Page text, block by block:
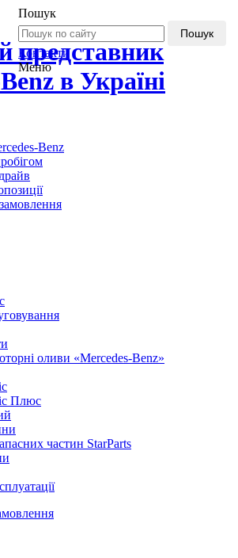
представник
в Україні
Пошук
Пошук
Контакти
Меню
Benz
оливи «Mercedes-Benz»
Плюс
частин StarParts